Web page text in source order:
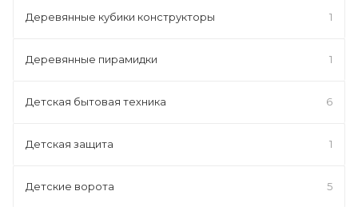
Деревянные кубики конструкторы 1
Деревянные пирамидки 1
Детская бытовая техника 6
Детская защита 1
Детские ворота 5